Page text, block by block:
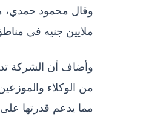
ملايين جنيه في
مما يدعم قدرتها على